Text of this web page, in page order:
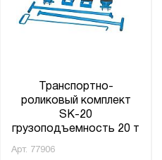
Транспортно-
роликовый комплект
SK-20
грузоподъемность 20 т
Арт. 77906